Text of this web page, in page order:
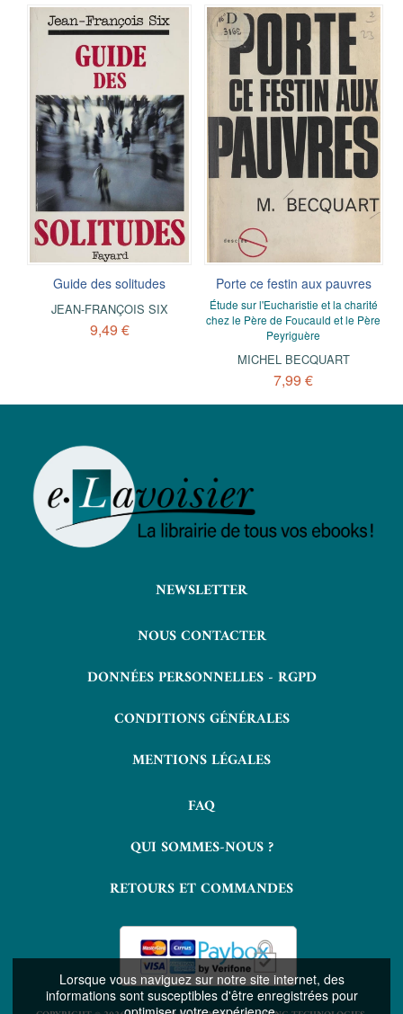
Lorsque vous naviguez sur notre site internet, des
informations sont susceptibles d'être enregistrées pour
Guide des solitudes
JEAN-FRANÇOIS SIX
9,49 €
Porte ce festin aux pauvres
Étude sur l'Eucharistie et la charité
chez le Père de Foucauld et le Père
Peyriguère
MICHEL BECQUART
7,99 €
NEWSLETTER
NOUS CONTACTER
DONNÉES PERSONNELLES - RGPD
CONDITIONS GÉNÉRALES
MENTIONS LÉGALES
FAQ
QUI SOMMES-NOUS ?
RETOURS ET COMMANDES